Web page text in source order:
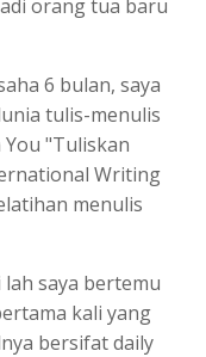
orang tua baru
6 bulan, saya
tulis-menulis
"Tuliskan
Writing
menulis
saya bertemu
kali yang
bersifat daily